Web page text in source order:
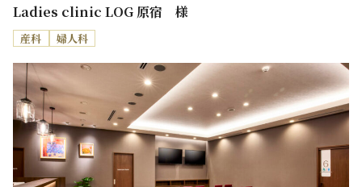
Ladies clinic LOG 原宿 様
産科 婦人科